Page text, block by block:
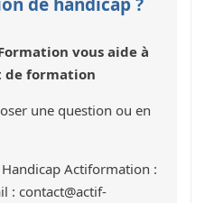
vous aide à
de formation
une question ou en
Actiformation :
: contact@actif-